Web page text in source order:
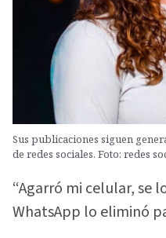
Sus publicaciones siguen
de redes sociales. Foto: redes
“Agarró mi celular, se
WhatsApp lo eliminó